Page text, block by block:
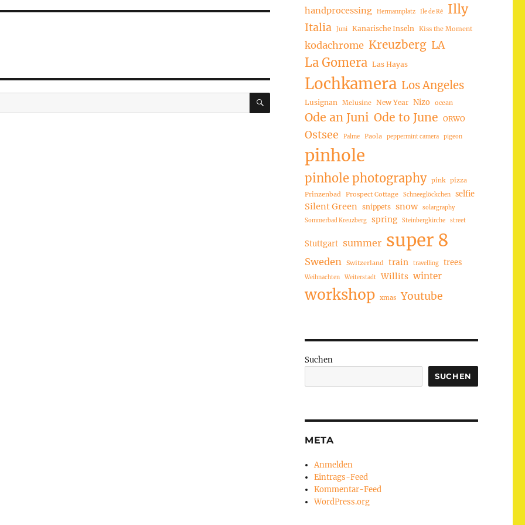
SUCHEN
handprocessing Hermannplatz Ile de Ré Illy
Italia Juni Kanarische Inseln Kiss the Moment
kodachrome Kreuzberg LA
La Gomera Las Hayas
Lochkamera Los Angeles
Lusignan Melusine New Year Nizo ocean
Ode an Juni Ode to June ORWO
Ostsee Palme Paola peppermint camera pigeon
pinhole
pinhole photography pink pizza
Prinzenbad
Prospect Cottage Schneeglöckchen selfie
Silent Green snippets snow
solargraphy
Sommerbad Kreuzberg
spring Steinbergkirche street
Stuttgart summer super 8
Sweden Switzerland train travelling trees
Weihnachten Weiterstadt Willits winter
workshop xmas Youtube
Suchen
SUCHEN
META
Anmelden
Eintrags-Feed
Kommentar-Feed
WordPress.org